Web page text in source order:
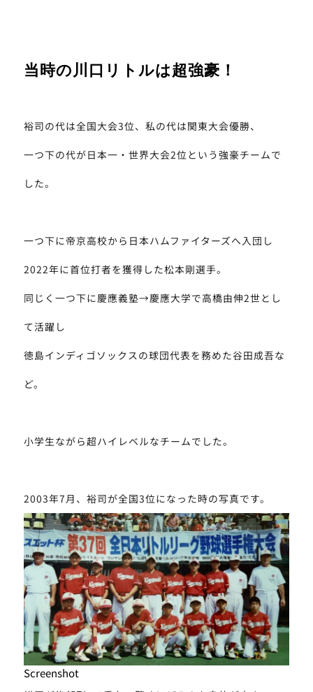
当時の川口リトルは超強豪！
裕司の代は全国大会3位、私の代は関東大会優勝、
一つ下の代が日本一・世界大会2位という強豪チームで
した。
一つ下に帝京高校から日本ハムファイターズへ入団し
2022年に首位打者を獲得した松本剛選手。
同じく一つ下に慶應義塾→慶應大学で高橋由伸2世とし
て活躍し
徳島インディゴソックスの球団代表を務めた谷田成吾な
ど。
小学生ながら超ハイレベルなチームでした。
2003年7月、裕司が全国3位になった時の写真です。
Screenshot